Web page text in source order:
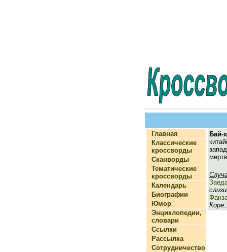
Главная
Классические
кроссворды
Сканворды
Тематические
кроссворды
Календарь
Биографии
Юмор
Энциклопедии,
словари
Ссылки
Рассылка
Сотрудничество
Бай-